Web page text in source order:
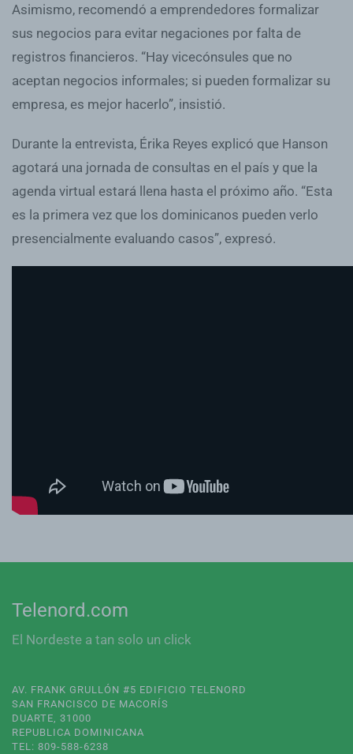
Asimismo, recomendó a emprendedores formalizar
sus negocios para evitar negaciones por falta de
registros financieros. “Hay vicecónsules que no
aceptan negocios informales; si pueden formalizar su
empresa, es mejor hacerlo”, insistió.
Durante la entrevista, Érika Reyes explicó que Hanson
agotará una jornada de consultas en el país y que la
agenda virtual estará llena hasta el próximo año. “Esta
es la primera vez que los dominicanos pueden verlo
presencialmente evaluando casos”, expresó.
Telenord.com
El Nordeste a tan solo un click
AV. FRANK GRULLÓN #5 EDIFICIO TELENORD
SAN FRANCISCO DE MACORÍS
DUARTE, 31000
REPUBLICA DOMINICANA
TEL: 809-588-6238